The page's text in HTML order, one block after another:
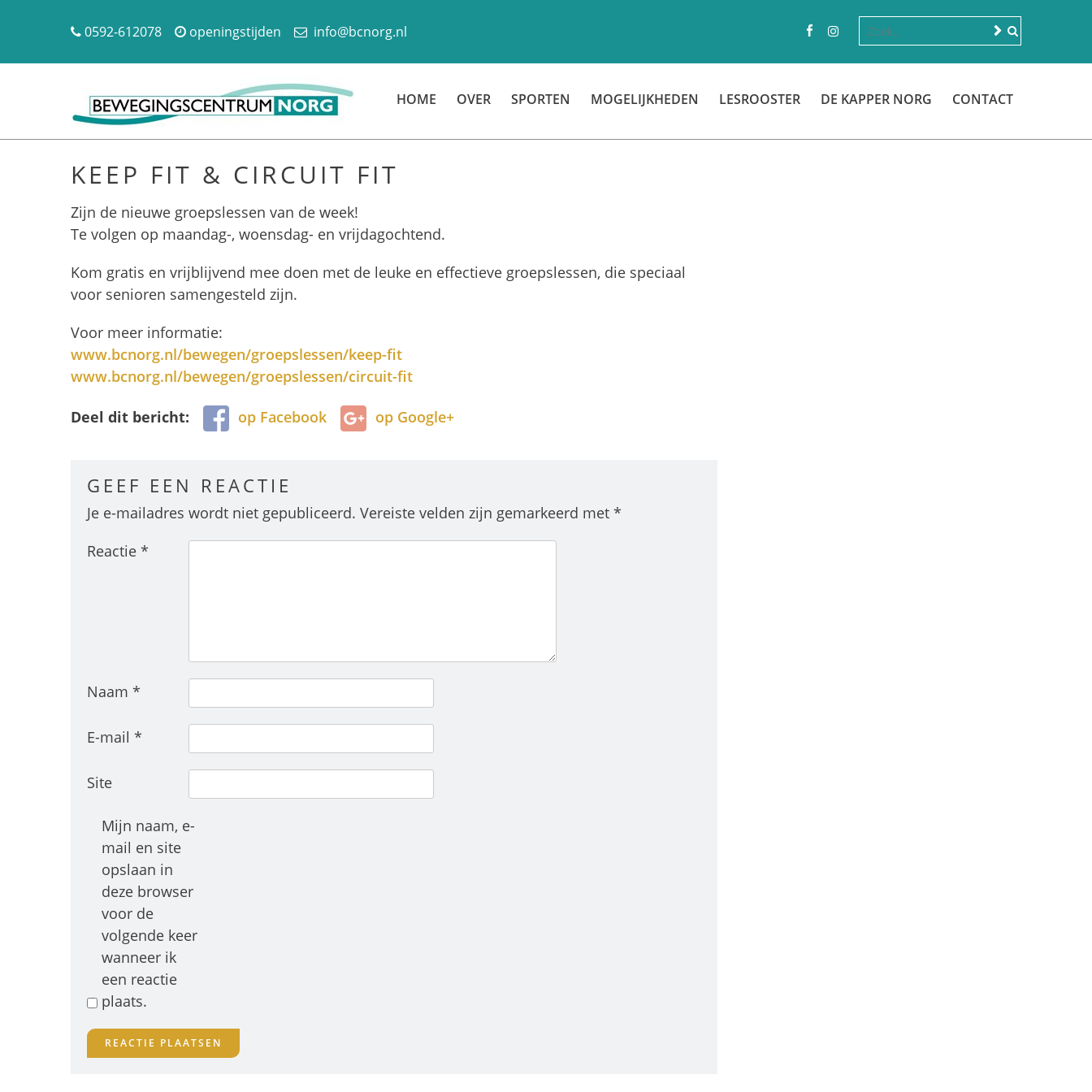
0592-612078 openingstijden info@bcnorg.nl
HOME OVER SPORTEN MOGELIJKHEDEN LESROOSTER DE KAPPER NORG CONTACT
KEEP FIT & CIRCUIT FIT
Zijn de nieuwe groepslessen van de week!
Te volgen op maandag-, woensdag- en vrijdagochtend.
Kom gratis en vrijblijvend mee doen met de leuke en effectieve groepslessen, die speciaal
voor senioren samengesteld zijn.
Voor meer informatie:
www.bcnorg.nl/bewegen/groepslessen/keep-fit
www.bcnorg.nl/bewegen/groepslessen/circuit-fit
Deel dit bericht: op Facebook op Google+
GEEF EEN REACTIE
Je e-mailadres wordt niet gepubliceerd. Vereiste velden zijn gemarkeerd met *
Reactie *
Naam *
E-mail *
Site
Mijn naam, e-
mail en site
opslaan in
deze browser
voor de
volgende keer
wanneer ik
een reactie
plaats.